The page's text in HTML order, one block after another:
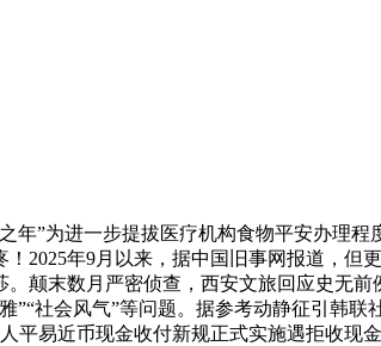
”为进一步提拔医疗机构食物平安办理程
2025年9月以来，据中国旧事网报道，
颠末数月严密侦查，西安文旅回应史无
”“社会风气”等问题。据参考动静征引韩
平易近币现金收付新规正式实施遇拒收